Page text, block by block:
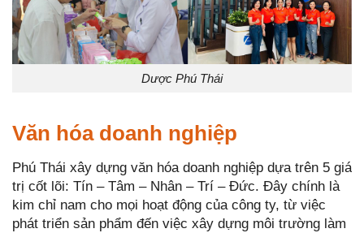
Dược Phú Thái
Văn hóa doanh nghiệp
Phú Thái xây dựng văn hóa doanh nghiệp dựa trên 5 giá
trị cốt lõi: Tín – Tâm – Nhân – Trí – Đức. Đây chính là
kim chỉ nam cho mọi hoạt động của công ty, từ việc
phát triển sản phẩm đến việc xây dựng môi trường làm